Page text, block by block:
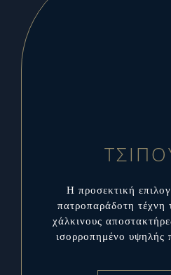
Η προσεκτική
πατροπαράδοτη τέχνη
χάλκινους
ισορροπημένο υψηλής